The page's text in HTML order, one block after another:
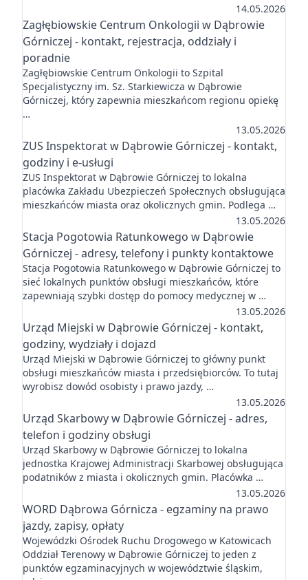
14.05.2026
Zagłębiowskie Centrum Onkologii w Dąbrowie
Górniczej - kontakt, rejestracja, oddziały i
poradnie
Zagłębiowskie Centrum Onkologii to Szpital
Specjalistyczny im. Sz. Starkiewicza w Dąbrowie
Górniczej, który zapewnia mieszkańcom regionu opiekę
…
13.05.2026
ZUS Inspektorat w Dąbrowie Górniczej - kontakt,
godziny i e-usługi
ZUS Inspektorat w Dąbrowie Górniczej to lokalna
placówka Zakładu Ubezpieczeń Społecznych obsługująca
mieszkańców miasta oraz okolicznych gmin. Podlega …
13.05.2026
Stacja Pogotowia Ratunkowego w Dąbrowie
Górniczej - adresy, telefony i punkty kontaktowe
Stacja Pogotowia Ratunkowego w Dąbrowie Górniczej to
sieć lokalnych punktów obsługi mieszkańców, które
zapewniają szybki dostęp do pomocy medycznej w …
13.05.2026
Urząd Miejski w Dąbrowie Górniczej - kontakt,
godziny, wydziały i dojazd
Urząd Miejski w Dąbrowie Górniczej to główny punkt
obsługi mieszkańców miasta i przedsiębiorców. To tutaj
wyrobisz dowód osobisty i prawo jazdy, …
13.05.2026
Urząd Skarbowy w Dąbrowie Górniczej - adres,
telefon i godziny obsługi
Urząd Skarbowy w Dąbrowie Górniczej to lokalna
jednostka Krajowej Administracji Skarbowej obsługująca
podatników z miasta i okolicznych gmin. Placówka …
13.05.2026
WORD Dąbrowa Górnicza - egzaminy na prawo
jazdy, zapisy, opłaty
Wojewódzki Ośrodek Ruchu Drogowego w Katowicach
Oddział Terenowy w Dąbrowie Górniczej to jeden z
punktów egzaminacyjnych w województwie śląskim,